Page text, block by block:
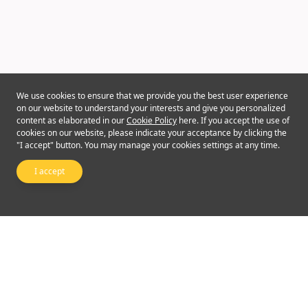
We use cookies to ensure that we provide you the best user experience
on our website to understand your interests and give you personalized
content as elaborated in ourCookie Policy here. If you accept the use of
cookies on our website, please indicate your acceptance by clicking the
"I accept" button. You may manage your cookies settings at any time.
I accept